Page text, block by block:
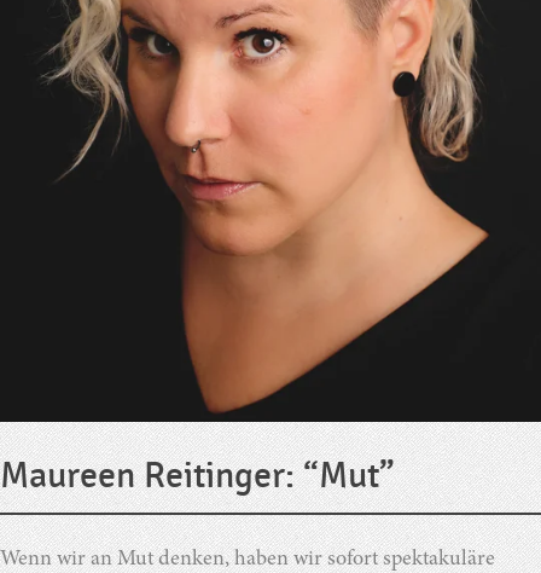
Maureen Reitinger: “Mut”
Wenn wir an Mut denken, haben wir sofort spektakuläre